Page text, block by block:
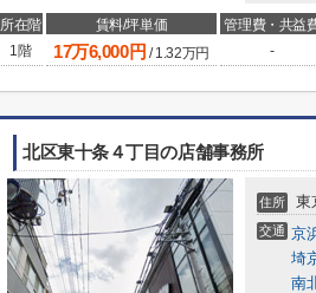
所在階 賃料/坪単価 管理費・共益
1階
17万6,000円 /1.32万円 -
北区東十条４丁目の店舗事務所
住所 東
交通 京
埼
南